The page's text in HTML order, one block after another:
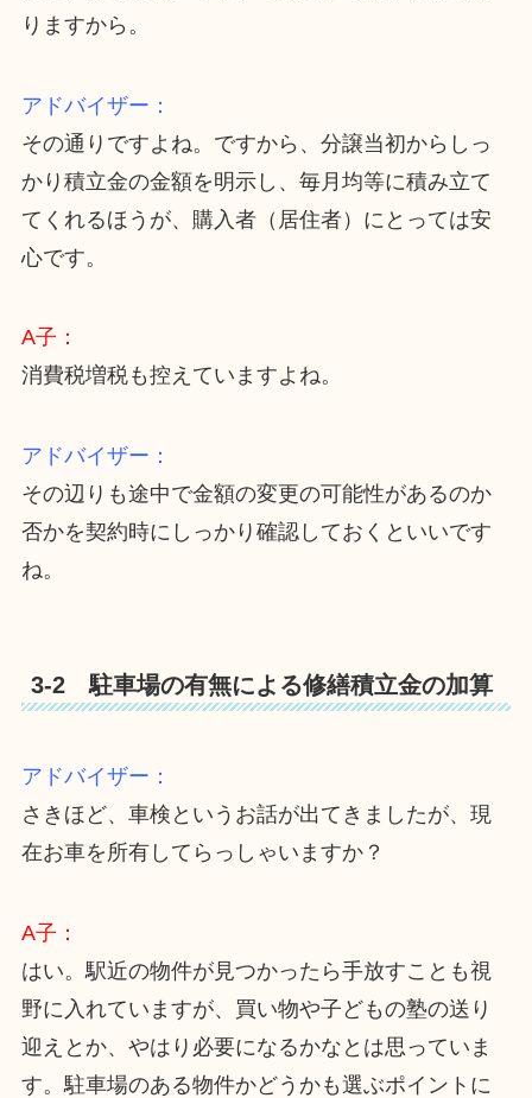
りますから。
アドバイザー：
その通りですよね。ですから、分譲当初からしっ
かり積立金の金額を明示し、毎月均等に積み立て
てくれるほうが、購入者（居住者）にとっては安
心です。
A子：
消費税増税も控えていますよね。
アドバイザー：
その辺りも途中で金額の変更の可能性があるのか
否かを契約時にしっかり確認しておくといいです
ね。
3-2 駐車場の有無による修繕積立金の加算
アドバイザー：
さきほど、車検というお話が出てきましたが、現
在お車を所有してらっしゃいますか？
A子：
はい。駅近の物件が見つかったら手放すことも視
野に入れていますが、買い物や子どもの塾の送り
迎えとか、やはり必要になるかなとは思っていま
す。駐車場のある物件かどうかも選ぶポイントに